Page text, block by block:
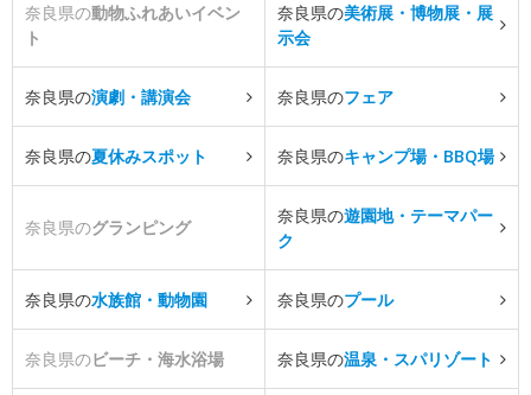
奈良県の動物ふれあいイベン
ト
奈良県の美術展・博物展・展
示会
奈良県の演劇・講演会 奈良県のフェア
奈良県の夏休みスポット 奈良県のキャンプ場・BBQ場
奈良県のグランピング
奈良県の遊園地・テーマパー
ク
奈良県の水族館・動物園 奈良県のプール
奈良県のビーチ・海水浴場 奈良県の温泉・スパリゾート